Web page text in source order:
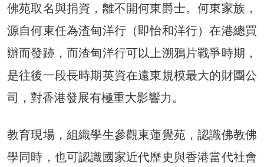
佛苑取名與捐資，離不開何東爵士。何東家族，
源自何東任為渣甸洋行（即怡和洋行）在港總買
辦而發跡，而渣甸洋行可以上溯鴉片戰爭時期，
是往後一段長時期英資在遠東規模最大的財團公
司，對香港發展有極重大影響力。
教育現場，組織學生參觀東蓮覺苑，認識佛教佛
學同時，也可認識國家近代歷史與香港當代社會